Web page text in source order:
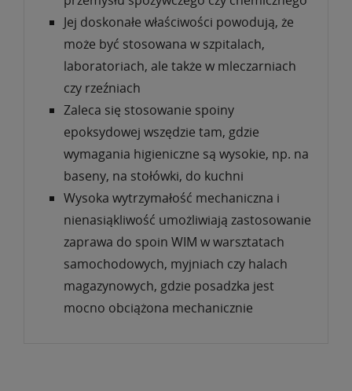
Jej doskonałe właściwości powodują, że
może być stosowana w szpitalach,
laboratoriach, ale także w mleczarniach
czy rzeźniach
Zaleca się stosowanie spoiny
epoksydowej wszędzie tam, gdzie
wymagania higieniczne są wysokie, np. na
baseny, na stołówki, do kuchni
Wysoka wytrzymałość mechaniczna i
nienasiąkliwość umożliwiają zastosowanie
zaprawa do spoin WIM w warsztatach
samochodowych, myjniach czy halach
magazynowych, gdzie posadzka jest
mocno obciążona mechanicznie